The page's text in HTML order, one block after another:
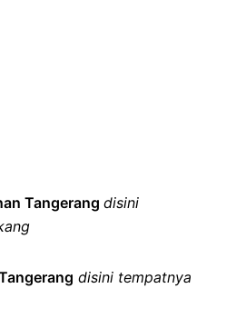
Tangerang disini
disini tempatnya